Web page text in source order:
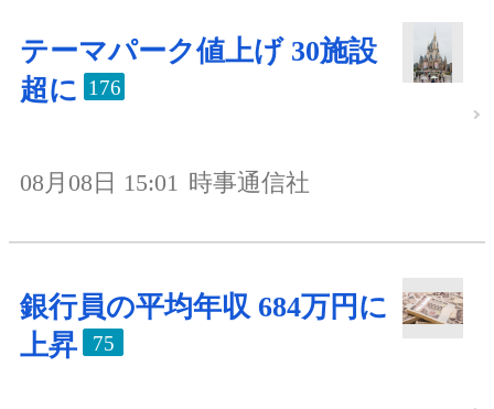
テーマパーク値上げ 30施設
超に 176
08月08日 15:01 時事通信社
銀行員の平均年収 684万円に
上昇
75